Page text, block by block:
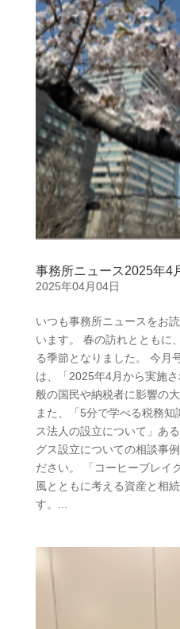
事務所ニュース2025年4
2025年04月04日
いつも事務所ニュースをお
います。 春の訪れとともに
る季節となりました。 今月
は、「2025年4月から実施
般の国民や納税者に影響の
また、「5分で学べる税務
ス法人の設立について」あ
グス設立についての相談事
ださい。 「コーヒーブレイ
風とともに考える資産と相
す。...